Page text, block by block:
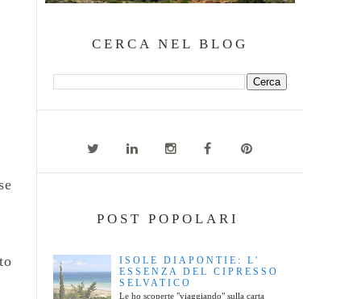
CERCA NEL BLOG
POST POPOLARI
ISOLE DIAPONTIE: L'
ESSENZA DEL CIPRESSO
SELVATICO
Le ho scoperte "viaggiando" sulla carta